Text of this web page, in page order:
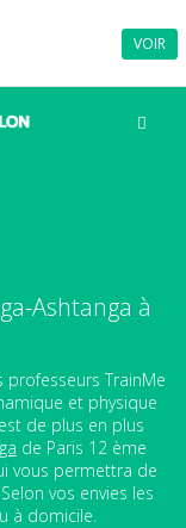
VOIR
Ashtanga à
professeurs TrainMe
et physique
de plus en plus
de Paris 12 ème
vous permettra de
vos envies les
à domicile.